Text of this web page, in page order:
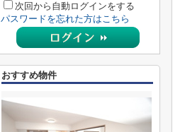
次回から自動ログインをする
パスワードを忘れた方はこちら
おすすめ物件